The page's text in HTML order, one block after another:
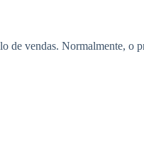
vendas. Normalmente, o